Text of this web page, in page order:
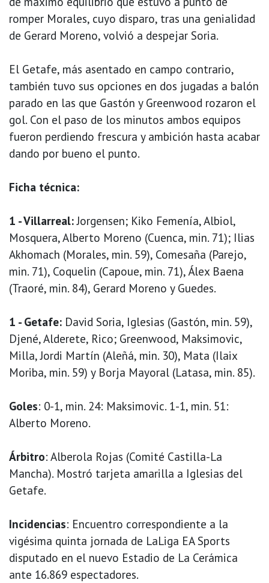
romper Morales, cuyo disparo, tras una genialidad
de Gerard Moreno, volvió a despejar Soria.
El Getafe, más asentado en campo contrario,
también tuvo sus opciones en dos jugadas a balón
parado en las que Gastón y Greenwood rozaron el
gol. Con el paso de los minutos ambos equipos
fueron perdiendo frescura y ambición hasta acabar
dando por bueno el punto.
Ficha técnica:
1 - Villarreal:Jorgensen; Kiko Femenía, Albiol,
Mosquera, Alberto Moreno (Cuenca, min. 71); Ilias
Akhomach (Morales, min. 59), Comesaña (Parejo,
min. 71), Coquelin (Capoue, min. 71), Álex Baena
(Traoré, min. 84), Gerard Moreno y Guedes.
1 - Getafe: David Soria, Iglesias (Gastón, min. 59),
Djené, Alderete, Rico; Greenwood, Maksimovic,
Milla, Jordi Martín (Aleñá, min. 30), Mata (Ilaix
Moriba, min. 59) y Borja Mayoral (Latasa, min. 85).
Goles: 0-1, min. 24: Maksimovic. 1-1, min. 51:
Alberto Moreno.
Árbitro: Alberola Rojas (Comité Castilla-La
Mancha). Mostró tarjeta amarilla a Iglesias del
Getafe.
Incidencias: Encuentro correspondiente a la
vigésima quinta jornada de LaLiga EA Sports
disputado en el nuevo Estadio de La Cerámica
ante 16.869 espectadores.